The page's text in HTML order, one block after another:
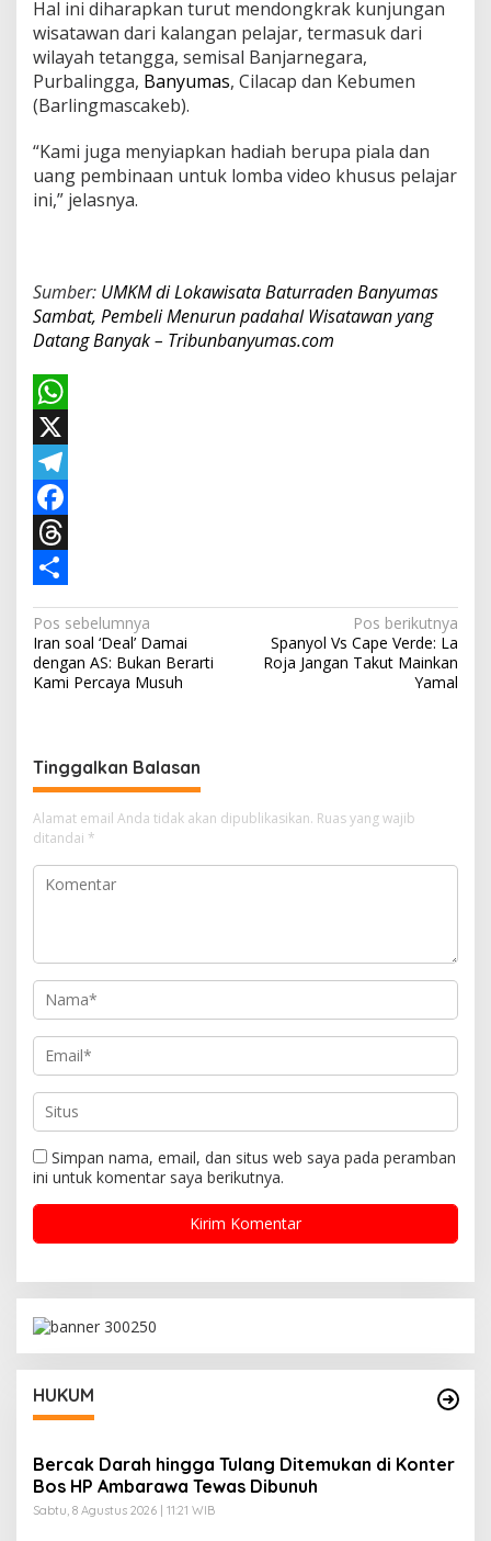
Hal ini diharapkan turut mendongkrak kunjungan
wisatawan dari kalangan pelajar, termasuk dari
wilayah tetangga, semisal Banjarnegara,
Purbalingga, Banyumas, Cilacap dan Kebumen
(Barlingmascakeb).
“Kami juga menyiapkan hadiah berupa piala dan
uang pembinaan untuk lomba video khusus pelajar
ini,” jelasnya.
Sumber: UMKM di Lokawisata Baturraden Banyumas
Sambat, Pembeli Menurun padahal Wisatawan yang
Datang Banyak – Tribunbanyumas.com
W
h
a
s
A
p
p
X
T
e
e
g
r
F
a
c
e
b
k
T
h
r
e
s
S
h
a
N
a
v
g
a
s
i
p
Pos sebelumnya
Iran soal ‘Deal’ Damai
dengan AS: Bukan Berarti
Kami Percaya Musuh
Pos berikutnya
Spanyol Vs Cape Verde: La
Roja Jangan Takut Mainkan
Yamal
Tinggalkan Balasan
Alamat email Anda tidak akan dipublikasikan. Ruas yang wajib
ditandai *
Simpan nama, email, dan situs web saya pada peramban
ini untuk komentar saya berikutnya.
HUKUM
Bercak Darah hingga Tulang Ditemukan di Konter
Bos HP Ambarawa Tewas Dibunuh
Sabtu, 8 Agustus 2026 | 11:21 WIB